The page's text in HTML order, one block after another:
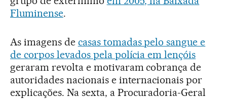
Fluminense.
As imagens de casas tomadas pelo sangue e
de corpos levados pela polícia em lençóis
geraram revolta e motivaram cobrança de
autoridades nacionais e internacionais por
explicações. Na sexta, a Procuradoria-Geral